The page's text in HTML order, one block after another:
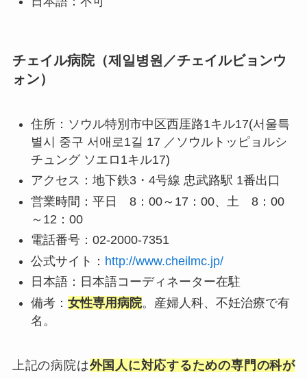
チェイル病院（제일병원／チェイルビョンウ
ォン）
住所：ソウル特別市中区西厓路1キル17(서울특
별시 중구 서애로1길 17 ／ソウルトッピョルシ
チュング ソエロ1キル17)
アクセス：地下鉄3・4号線 忠武路駅 1番出口
営業時間：平日 8：00～17：00、土 8：00
～12：00
電話番号：02-2000-7351
公式サイト： http://www.cheilmc.jp/
日本語：日本語コーディネーター在駐
備考： 女性専用病院。産婦人科、不妊治療で有
名。
上記の病院は外国人に対応するための専門の科が